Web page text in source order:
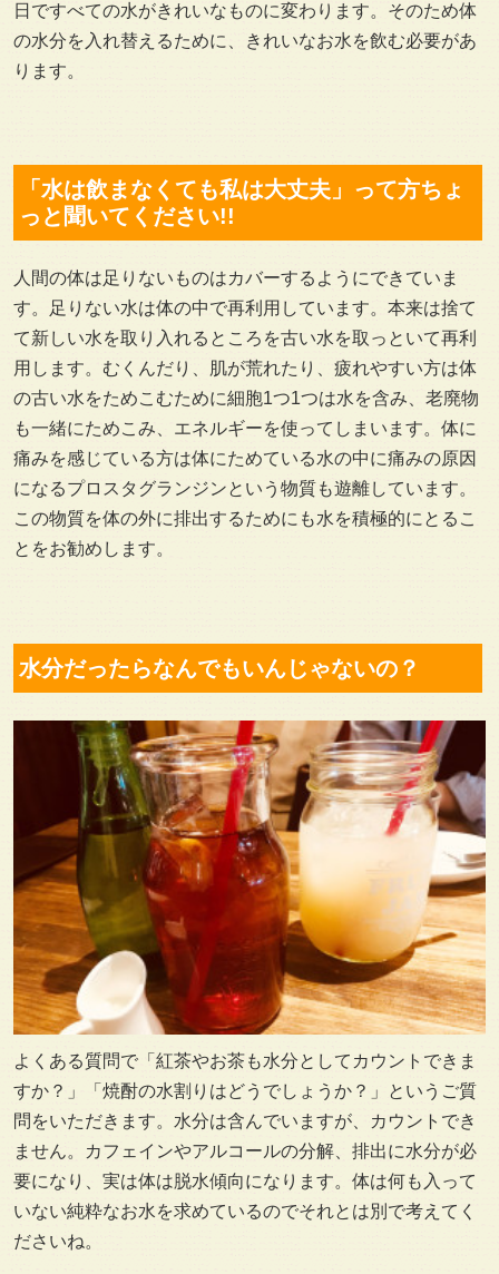
日ですべての水がきれいなものに変わります。そのため体
の水分を入れ替えるために、きれいなお水を飲む必要があ
ります。
「水は飲まなくても私は大丈夫」って方ちょ
っと聞いてください!!
人間の体は足りないものはカバーするようにできていま
す。足りない水は体の中で再利用しています。本来は捨て
て新しい水を取り入れるところを古い水を取っといて再利
用します。むくんだり、肌が荒れたり、疲れやすい方は体
の古い水をためこむために細胞1つ1つは水を含み、老廃物
も一緒にためこみ、エネルギーを使ってしまいます。体に
痛みを感じている方は体にためている水の中に痛みの原因
になるプロスタグランジンという物質も遊離しています。
この物質を体の外に排出するためにも水を積極的にとるこ
とをお勧めします。
水分だったらなんでもいんじゃないの？
よくある質問で「紅茶やお茶も水分としてカウントできま
すか？」「焼酎の水割りはどうでしょうか？」というご質
問をいただきます。水分は含んでいますが、カウントでき
ません。カフェインやアルコールの分解、排出に水分が必
要になり、実は体は脱水傾向になります。体は何も入って
いない純粋なお水を求めているのでそれとは別で考えてく
ださいね。